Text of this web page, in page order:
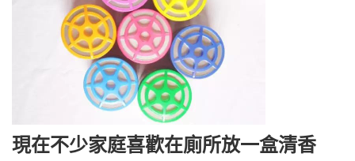
現在不少家庭喜歡在廁所放一盒清香